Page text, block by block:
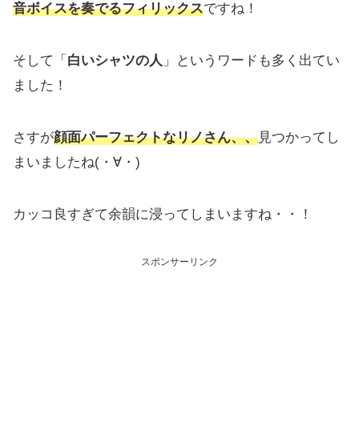
音ボイスを奏でるフィリックスですね！
そして「 白いシャツの人 」というワードも多く出てい
ました！
さすが顔面パーフェクトなリノさん、、見つかってし
まいましたね(・∀・)
カッコ良すぎて余韻に浸ってしまいますね・・！
スポンサーリンク